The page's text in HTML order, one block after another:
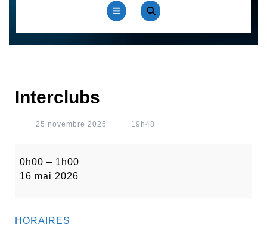
Open
Button
Interclubs
25 novembre 2025 25
19h48
0h00 – 1h00
16 mai 2026
HORAIRES